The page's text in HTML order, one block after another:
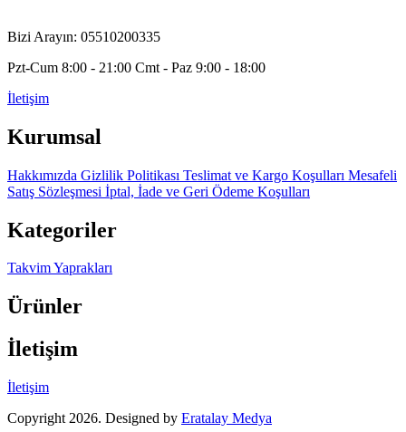
Bizi Arayın: 05510200335
Pzt-Cum 8:00 - 21:00 Cmt - Paz 9:00 - 18:00
İletişim
Kurumsal
Hakkımızda Gizlilik Politikası Teslimat ve Kargo Koşulları Mesafeli
Satış Sözleşmesi İptal, İade ve Geri Ödeme Koşulları
Kategoriler
Takvim Yaprakları
Ürünler
İletişim
İletişim
Copyright 2026. Designed by Eratalay Medya